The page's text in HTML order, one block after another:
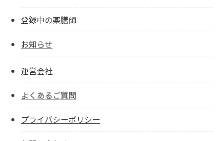
登録中の薬膳師
お知らせ
運営会社
よくあるご質問
プライバシーポリシー